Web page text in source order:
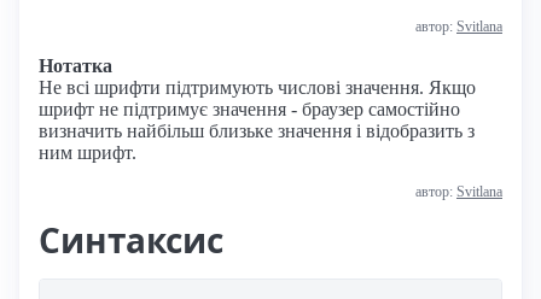
автор: Svitlana
Нотатка
Не всі шрифти підтримують числові значення. Якщо
шрифт не підтримує значення - браузер самостійно
визначить найбільш близьке значення і відобразить з
ним шрифт.
автор: Svitlana
Синтаксис